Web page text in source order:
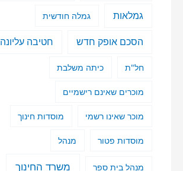
גמלאות גמלה חודשית
הסכם אופק חדש חטיבה עליונה
חל"ת כיתה משלבת
מוכרים שאינם רישמיים
מוכר שאינו רשמי מוסדות חינוך
מוסדות פטור מנהל
מנהל בית ספר משרד החינוך